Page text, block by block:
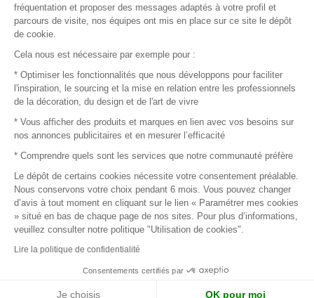
© 2016 –Organisation SAFI
Recrutement
Mentions légales
Conditions commerciales
Piano Analytics
fréquentation et proposer des messages adaptés à votre profil et
parcours de visite, nos équipes ont mis en place sur ce site le dépôt
de cookie.
Cela nous est nécessaire par exemple pour :
* Optimiser les fonctionnalités que nous développons pour faciliter
l'inspiration, le sourcing et la mise en relation entre les professionnels
de la décoration, du design et de l'art de vivre
* Vous afficher des produits et marques en lien avec vos besoins sur
nos annonces publicitaires et en mesurer l’efficacité
* Comprendre quels sont les services que notre communauté préfère
Le dépôt de certains cookies nécessite votre consentement préalable.
Nous conservons votre choix pendant 6 mois. Vous pouvez changer
d’avis à tout moment en cliquant sur le lien « Paramétrer mes cookies
» situé en bas de chaque page de nos sites. Pour plus d’informations,
veuillez consulter notre politique "Utilisation de cookies".
Lire la politique de confidentialité
Consentements certifiés par
Je choisis OK pour moi